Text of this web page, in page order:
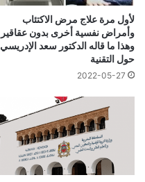
لأول مرة علاج مرض الاكتئاب
وأمراض نفسية أخرى بدون عقاقير
وهذا ما قاله الدكتور سعد الإدريسي
حول التقنية
2022-05-27